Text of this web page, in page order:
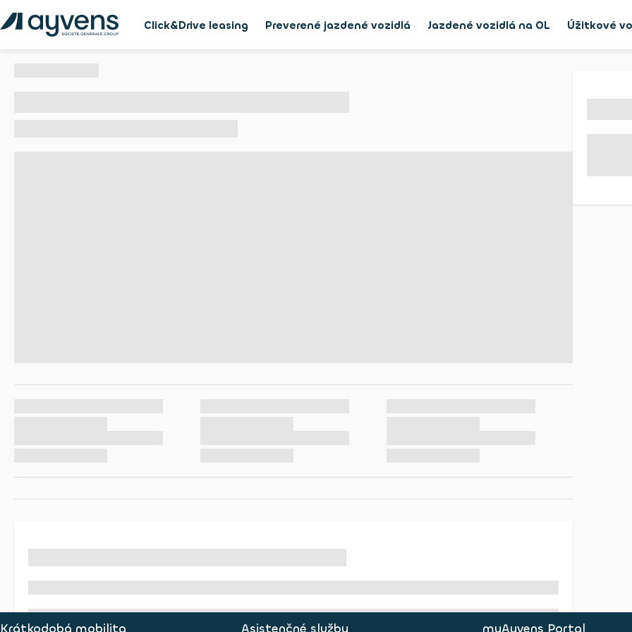
Click&Drive leasing Preverené jazdené vozidlá Jazdené vozidlá na OL Úžitkové